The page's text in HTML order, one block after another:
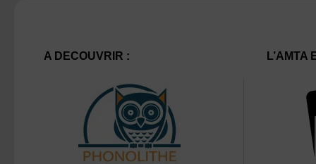
A DECOUVRIR : L’AMTA